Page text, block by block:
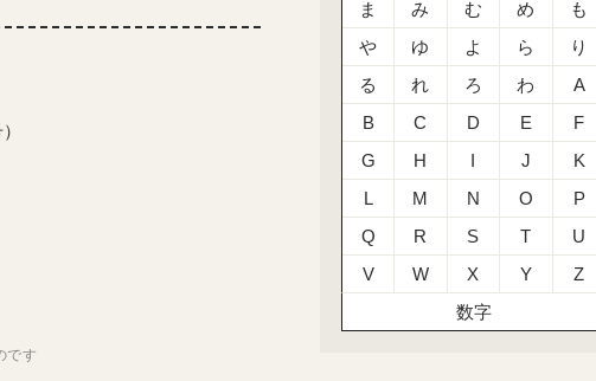
です
ま
み む め
も
や
ゆ よ ら
り
る
れ ろ わ
A
B
C D E
F
G
H I J
K
L
M N O
P
Q
R S T
U
V
W X Y
Z
数字